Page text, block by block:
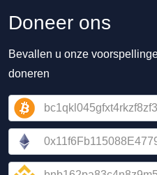
Doneer ons
Bevallen u onze
doneren